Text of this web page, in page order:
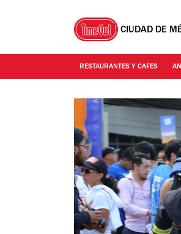
CIUDAD DE
RESTAURANTES Y CAFES